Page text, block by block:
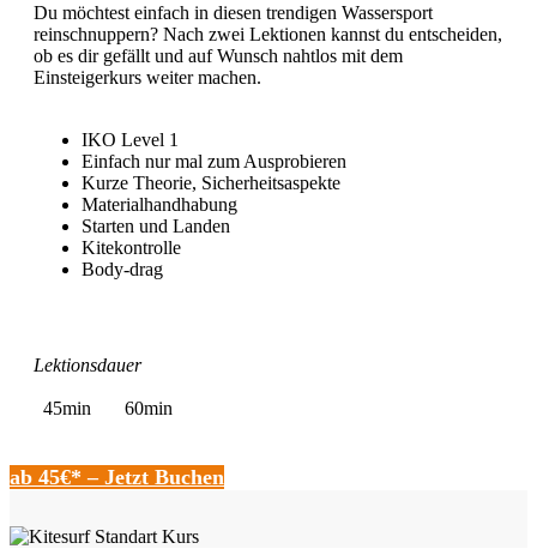
Du möchtest einfach in diesen trendigen Wassersport
reinschnuppern? Nach zwei Lektionen kannst du entscheiden,
ob es dir gefällt und auf Wunsch nahtlos mit dem
Einsteigerkurs weiter machen.
IKO Level 1
Einfach nur mal zum Ausprobieren
Kurze Theorie, Sicherheitsaspekte
Materialhandhabung
Starten und Landen
Kitekontrolle
Body-drag
Lektionsdauer
45min 60min
ab 45€* – Jetzt Buchen